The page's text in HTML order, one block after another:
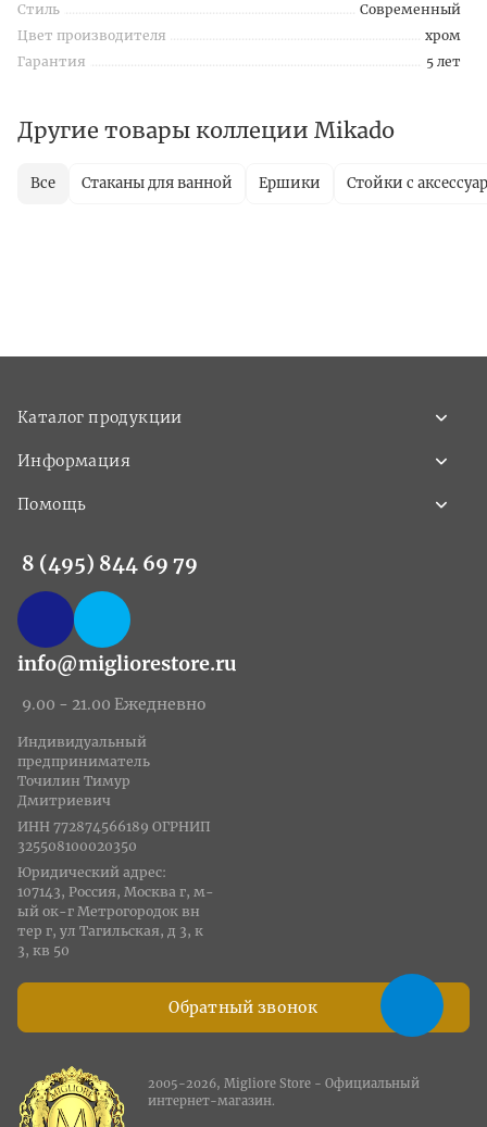
Стиль
Современный
Цвет производителя
хром
Гарантия
5 лет
Другие товары коллеции Mikado
Все Стаканы для ванной Ершики Стойки с
Каталог продукции
Информация
Помощь
8 (495) 844 69 79
info@migliorestore.ru
9.00 - 21.00 Ежедневно
Обратный звонок
Индивидуальный
предприниматель
Точилин Тимур
Дмитриевич
ИНН 772874566189 ОГРНИП
325508100020350
Юридический адрес:
107143, Россия, Москва г, м-
ый ок-г Метрогородок вн
тер г, ул Тагильская, д 3, к
3, кв 50
2005-2026, Migliore Store - Официальный
интернет-магазин.